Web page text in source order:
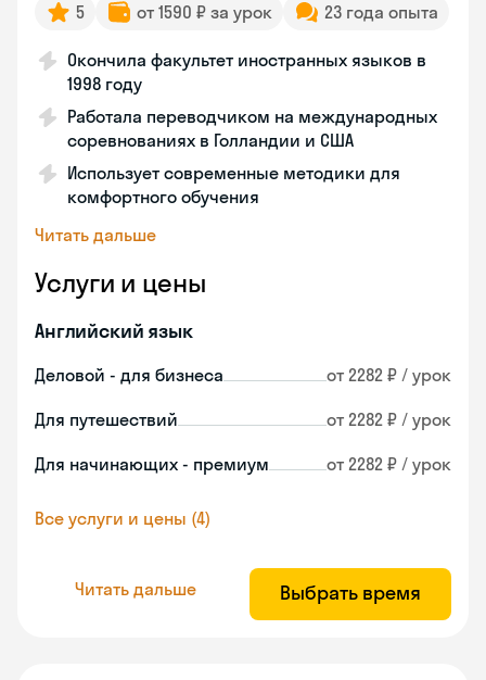
5 от 1590 ₽ за урок 23 года опыта
Окончила факультет иностранных языков в
1998 году
Работала переводчиком на международных
соревнованиях в Голландии и США
Использует современные методики для
комфортного обучения
Читать дальше
Услуги и цены
Английский язык
Деловой - для бизнеса от 2282 ₽ / урок
Для путешествий от 2282 ₽ / урок
Для начинающих - премиум от 2282 ₽ / урок
Все услуги и цены (4)
Читать дальше Выбрать время